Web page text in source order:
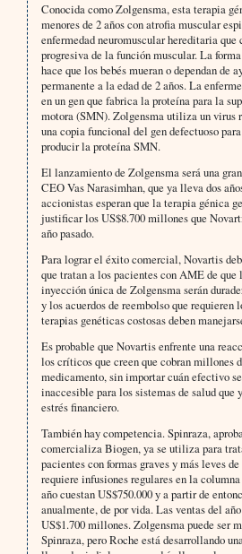
Conocida como Zolgensma, esta terapia
menores de 2 años con atrofia muscular
enfermedad neuromuscular hereditaria que
progresiva de la función muscular. La
hace que los bebés mueran o dependan de
permanente a la edad de 2 años. La
en un gen que fabrica la proteína para la
motora (SMN). Zolgensma utiliza un virus
una copia funcional del gen defectuoso
producir la proteína SMN.
El lanzamiento de Zolgensma será una
CEO Vas Narasimhan, que ya lleva dos
accionistas esperan que la terapia génica
justificar los US$8.700 millones que
año pasado.
Para lograr el éxito comercial, Novartis
que tratan a los pacientes con AME de que
inyección única de Zolgensma serán
y los acuerdos de reembolso que requieren
terapias genéticas costosas deben
Es probable que Novartis enfrente una
los críticos que creen que cobran millones
medicamento, sin importar cuán efectivo
inaccesible para los sistemas de salud que
estrés financiero.
También hay competencia. Spinraza,
comercializa Biogen, ya se utiliza para
pacientes con formas graves y más leves
requiere infusiones regulares en la
año cuestan US$750.000 y a partir de
anualmente, de por vida. Las ventas del
US$1.700 millones. Zolgensma puede ser
Spinraza, pero Roche está desarrollando